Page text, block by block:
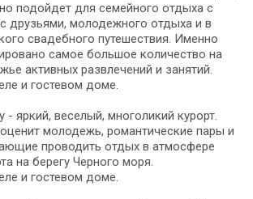
подойдет для семейного отдыха с
друзьями, молодежного отдыха и в
свадебного путешествия. Именно
самое большое количество на
активных развлечений и занятий.
и гостевом доме.
яркий, веселый, многоликий курорт.
молодежь, романтические пары и
проводить отдых в атмосфере
на берегу Черного моря.
и гостевом доме.